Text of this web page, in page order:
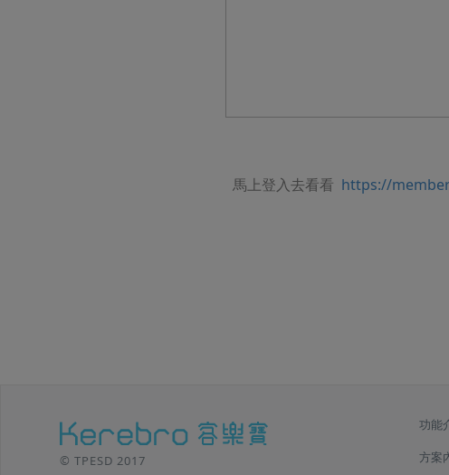
馬上登入去看看 https://
© TPESD 2017
功能
方案